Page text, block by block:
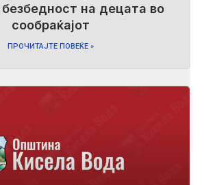
на децата во
сообраќајот
ПРОЧИТАЈТЕ ПОВЕЌЕ »